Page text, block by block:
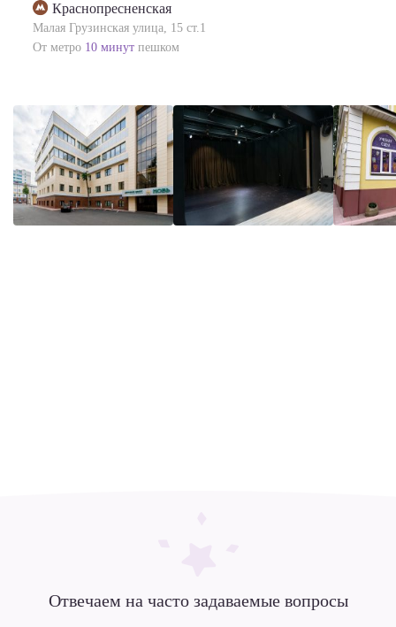
Краснопресненская
Малая Грузинская улица, 15 ст.1
От метро 10 минут пешком
Отвечаем на часто задаваемые вопросы